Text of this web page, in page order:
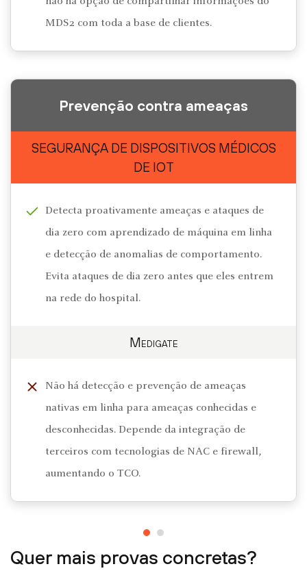
MDS2 com toda a base de clientes.
Prevenção contra ameaças
SEGURANÇA DE DISPOSITIVOS MÉDICOS
DE IOT
Detecta proativamente ameaças e ataques de
dia zero com aprendizado de máquina em linha
e detecção de anomalias de comportamento.
Evita ataques de dia zero antes que eles entrem
na rede do hospital.
Medigate
Não há detecção e prevenção de ameaças
nativas em linha para ameaças conhecidas e
desconhecidas. Depende da integração de
terceiros com tecnologias de NAC e firewall,
aumentando o TCO.
Quer mais provas concretas?